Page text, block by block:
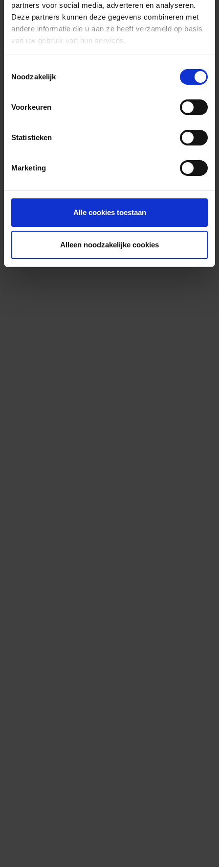
partners voor social media, adverteren en analyseren.
Deze partners kunnen deze gegevens combineren met
andere informatie die u aan ze heeft verzameld op basis
van uw gebruik van hun services.
Noodzakelijk
Voorkeuren
Statistieken
Marketing
Alle cookies toestaan
Alleen noodzakelijke cookies